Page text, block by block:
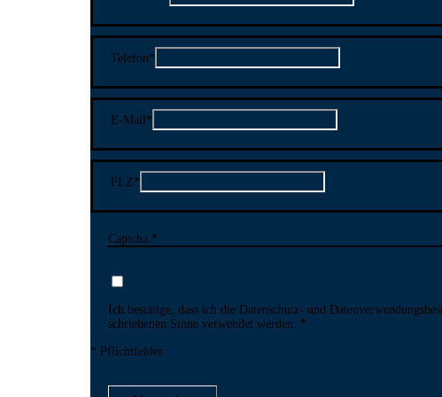
Telefon*
E-Mail*
PLZ*
Captcha *
Ich bestätige, dass ich die Datenschutz- und
schriebenen Sinne ver­wendet werden.
* Pflichtfelder